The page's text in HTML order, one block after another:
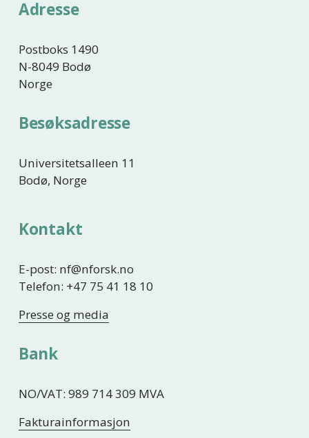
Adresse
Postboks 1490
N-8049 Bodø
Norge
Besøksadresse
Universitetsalleen 11
Bodø, Norge
Kontakt
E-post: nf@nforsk.no
Telefon: +47 75 41 18 10
Presse og media
Bank
NO/VAT: 989 714 309 MVA
Fakturainformasjon